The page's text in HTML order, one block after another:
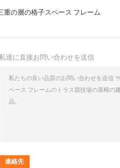
重の層の格子スペース フレーム
達に直接お問い合わせを送信